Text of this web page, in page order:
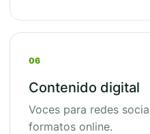
06
Contenido digital
Voces para redes
formatos online.